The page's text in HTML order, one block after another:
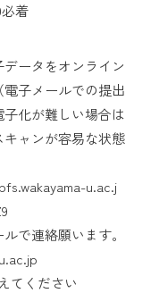
着
タをオンライン
子メールでの提出
化が難しい場合は
ャンが容易な状態
u.ac.j
連絡願います。
ださい